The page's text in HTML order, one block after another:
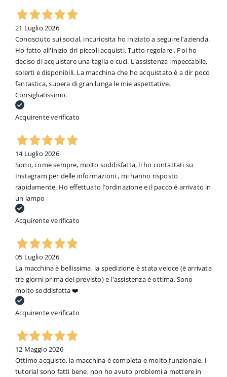
21 Luglio 2026
Conosciuto sui social, incuriosita ho iniziato a seguire l'azienda.
Ho fatto all'inizio dri piccoli acquisti. Tutto regolare . Poi ho
deciso di acquistare una taglia e cuci. L'assistenza impeccabile,
solerti e disponibili. La macchina che ho acquistato è a dir poco
fantastica, supera di gran lunga le mie aspettative.
Consigliatissimo.
Acquirente verificato
14 Luglio 2026
Sono, come sempre, molto soddisfatta, li ho contattati su
Instagram per delle informazioni , mi hanno risposto
rapidamente. Ho effettuato l’ordinazione e il pacco é arrivato in
un lampo
Acquirente verificato
05 Luglio 2026
La macchina è bellissima, la spedizione è stata veloce (è arrivata
tre giorni prima del previsto) e l'assistenza è ottima. Sono
molto soddisfatta ❤️
Acquirente verificato
12 Maggio 2026
Ottimo acquisto, la macchina è completa e molto funzionale. I
tutorial sono fatti bene, non ho avuto problemi a mettere in